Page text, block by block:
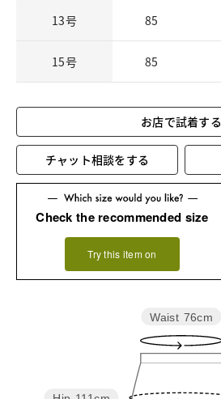
13号 85
15号 85
お店で試着する
チャット相談をする
Check the recommended size
Try this item on
Waist 76cm